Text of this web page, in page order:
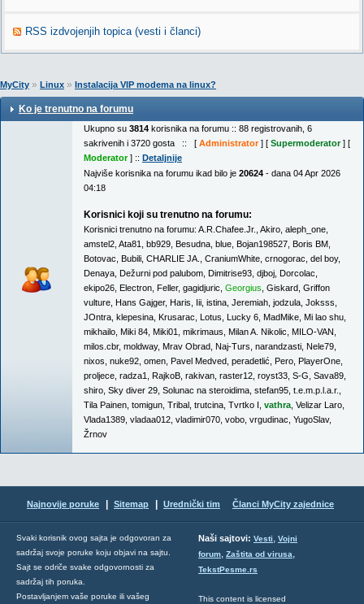
RSS izdvojenjih topica (vesti i članci)
MyCity » Linux » Instalacija VIP modema na linux?
Ko je trenutno na forumu
Ukupno su 3814 korisnika na forumu :: 88 registrovanih, 6
sakrivenih i 3720 gosta :: [ Administrator] [ Supermoderator] [
Moderator] :: Detaljnije
Najviše korisnika na forumu ikad bilo je 20624 - dana 04 Apr 2026
04:18
Korisnici koji su trenutno na forumu:
Korisnici trenutno na forumu: A.R.Chafee.Jr. Akiro aleph_one
amstel2 Ata81 bb929 Besudna blue Bojan198527 Boris BM
Botovac Bubili CHARLIE JA. CraniumWhite crnogorac del boy,
Denaya Dežurni pod palubom Dimitrise93 djboj Dorcolac
ekipo26 Electron Feller, gagidjuric Georgius Giskard Griffon
vulture Hans Gajger, Haris Iii istina Jeremiah jodzula Joksss
JOntra klepesina Krusarac Lotus Lucky 6 MadMike Mi lao shu
mikhailo Miki 84 Miki01 mikrimaus Milan A. Nikolic MILO-VAN
milos.cbr, moldway, Mrav Obrad Naj-Turs narandzasti Nele79
nixos nuke92 omen Pavel Medved peradetlić Pero PlayerOne
proljece radza1 RajkoB rakivan raster12 royst33 S-G Sava89
shiro Sky diver 29 Solunac na steroidima stefan95 t.e.m.p.l.a.r.
Tila Painen tomigun Tribal trutcina Tvrtko I vathra Velizar Laro
Vlada1389 vladaa012 vladimir070 vobo vrgudinac YugoSlav,
Žrnov
Najnovije poruke Sitemap Urednički tim Članci MyCity zajednice
Svaki korisnik ovog sajta je odgovoran za
sadržaj svoje poruke koju objavi na sajtu.
Sajt se odriče svake odgovornosti za
sadržaj tih poruka.
Postavljanjem vaše poruke ili vašeg
Naši sajtovi: Vesti, Vojni
forum, Zaštita od virusa,
TekstPesme.rs
This content is licensed